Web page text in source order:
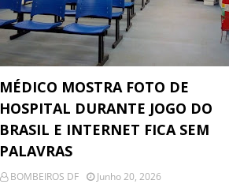
MÉDICO MOSTRA FOTO DE
HOSPITAL DURANTE JOGO DO
BRASIL E INTERNET FICA SEM
PALAVRAS
BOMBEIROS DF
Junho 20, 2026